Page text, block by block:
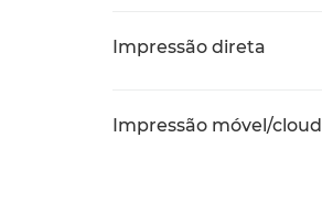
Impressão direta
Impressão móvel/cloud